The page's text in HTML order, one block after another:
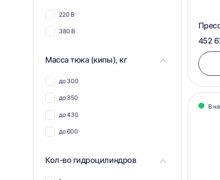
Для шерсти
Для текстиля
220 В
380 В
Масса тюка (кипы), кг
до 300
до 350
до 430
до 600
Кол-во гидроцилиндров
452
В